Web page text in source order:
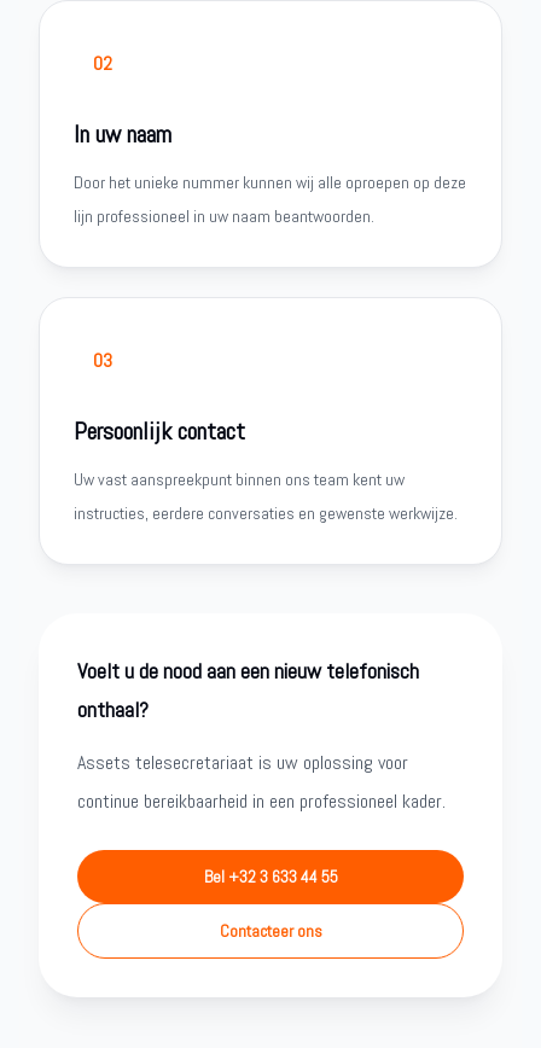
02
In uw naam
Door het unieke nummer kunnen wij alle oproepen op deze
lijn professioneel in uw naam beantwoorden.
03
Persoonlijk contact
Uw vast aanspreekpunt binnen ons team kent uw
instructies, eerdere conversaties en gewenste werkwijze.
Voelt u de nood aan een nieuw telefonisch
onthaal?
Assets telesecretariaat is uw oplossing voor
continue bereikbaarheid in een professioneel kader.
Bel +32 3 633 44 55
Contacteer ons